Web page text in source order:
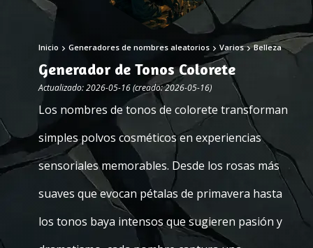
Inicio Generadores de nombres aleatorios Varios Belleza
Generador de Tonos Colorete
Actualizado: 2026-05-16 (creado: 2026-05-16)
Los nombres de tonos de colorete transforman
simples polvos cosméticos en experiencias
sensoriales memorables. Desde los rosas más
suaves que evocan pétalas de primavera hasta
los tonos baya intensos que sugieren pasión y